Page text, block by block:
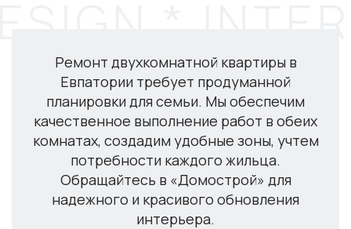
Ремонт двухкомнатной квартиры в
Евпатории требует продуманной
планировки для семьи. Мы обеспечим
качественное выполнение работ в обеих
комнатах, создадим удобные зоны, учтем
потребности каждого жильца.
Обращайтесь в «Домострой» для
надежного и красивого обновления
интерьера.